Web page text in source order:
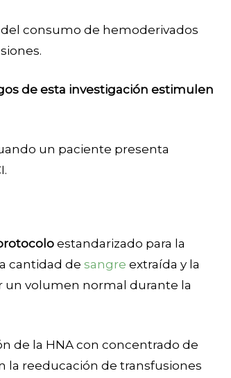
consumo de hemoderivados
de esta investigación estimulen
un paciente presenta
estandarizado para la
cantidad de sangre extraída y la
un volumen normal durante la
de la HNA con concentrado de
la reeducación de transfusiones